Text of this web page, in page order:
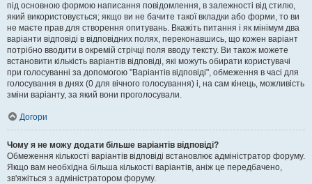
під основною формою написання повідомлення, в залежності від стилю,
який використовується; якщо ви не бачите такої вкладки або форми, то ви
не маєте прав для створення опитувань. Вкажіть питання і як мінімум два
варіанти відповіді в відповідних полях, переконавшись, що кожен варіант
потрібно вводити в окремій стрічці поля вводу тексту. Ви також можете
встановити кількість варіантів відповіді, які можуть обирати користувачі
при голосуванні за допомогою "Варіантів відповіді", обмеження в часі для
голосування в днях (0 для вічного голосування) і, на сам кінець, можливість
зміни варіанту, за який вони проголосували.
Догори
Чому я не можу додати більше варіантів відповіді?
Обмеження кількості варіантів відповіді встановлює адміністратор форуму.
Якщо вам необхідна більша кількості варіантів, аніж це передбачено,
зв'яжіться з адміністратором форуму.